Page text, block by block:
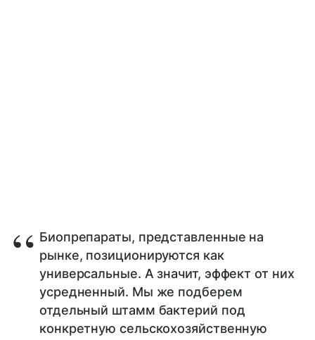
Биопрепараты, представленные на
рынке, позиционируются как
универсальные. А значит, эффект от них
усредненный. Мы же подберем
отдельный штамм бактерий под
конкретную сельскохозяйственную